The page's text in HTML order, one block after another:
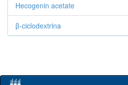
Hecogenin acetate
β-ciclodextrina